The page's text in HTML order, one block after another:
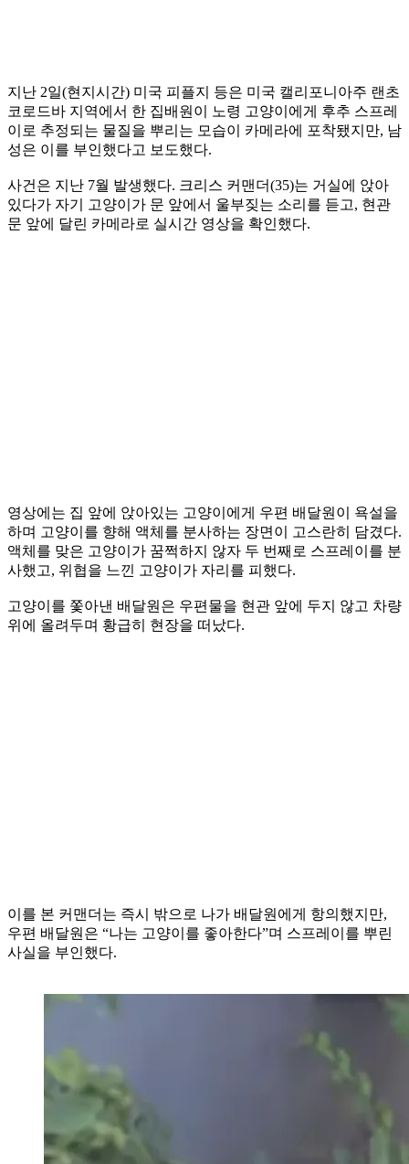
지난 2일(현지시간) 미국 피플지 등은 미국 캘리포니아주 랜초
코로드바 지역에서 한 집배원이 노령 고양이에게 후추 스프레
이로 추정되는 물질을 뿌리는 모습이 카메라에 포착됐지만, 남
성은 이를 부인했다고 보도했다.
사건은 지난 7월 발생했다. 크리스 커맨더(35)는 거실에 앉아
있다가 자기 고양이가 문 앞에서 울부짖는 소리를 듣고, 현관
문 앞에 달린 카메라로 실시간 영상을 확인했다.
영상에는 집 앞에 앉아있는 고양이에게 우편 배달원이 욕설을
하며 고양이를 향해 액체를 분사하는 장면이 고스란히 담겼다.
액체를 맞은 고양이가 꿈쩍하지 않자 두 번째로 스프레이를 분
사했고, 위협을 느낀 고양이가 자리를 피했다.
고양이를 쫓아낸 배달원은 우편물을 현관 앞에 두지 않고 차량
위에 올려두며 황급히 현장을 떠났다.
이를 본 커맨더는 즉시 밖으로 나가 배달원에게 항의했지만,
우편 배달원은 “나는 고양이를 좋아한다”며 스프레이를 뿌린
사실을 부인했다.